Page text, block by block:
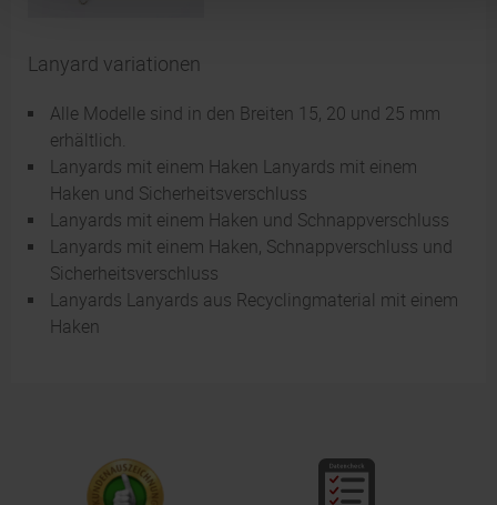
Lanyard variationen
Alle Modelle sind in den Breiten 15, 20 und 25 mm
erhältlich.
Lanyards mit einem Haken Lanyards mit einem
Haken und Sicherheitsverschluss
Lanyards mit einem Haken und Schnappverschluss
Lanyards mit einem Haken, Schnappverschluss und
Sicherheitsverschluss
Lanyards Lanyards aus Recyclingmaterial mit einem
Haken